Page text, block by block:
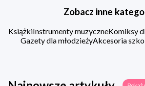
Zobacz inne
KsiążkiInstrumenty muzyczneKomiksy
Gazety dla młodzieżyAkcesoria